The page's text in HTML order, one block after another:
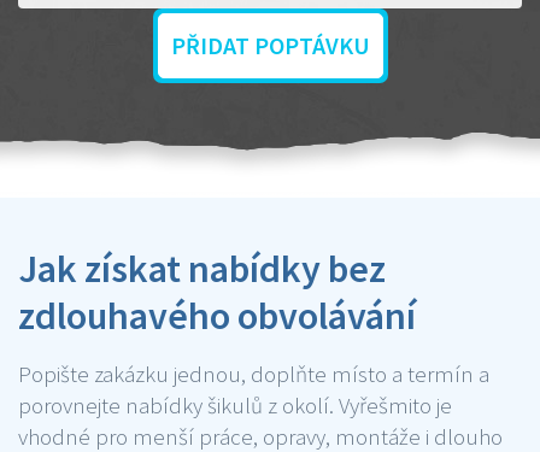
PŘIDAT POPTÁVKU
Jak získat nabídky bez
zdlouhavého obvolávání
Popište zakázku jednou, doplňte místo a termín a
porovnejte nabídky šikulů z okolí. Vyřešmito je
vhodné pro menší práce, opravy, montáže i dlouho